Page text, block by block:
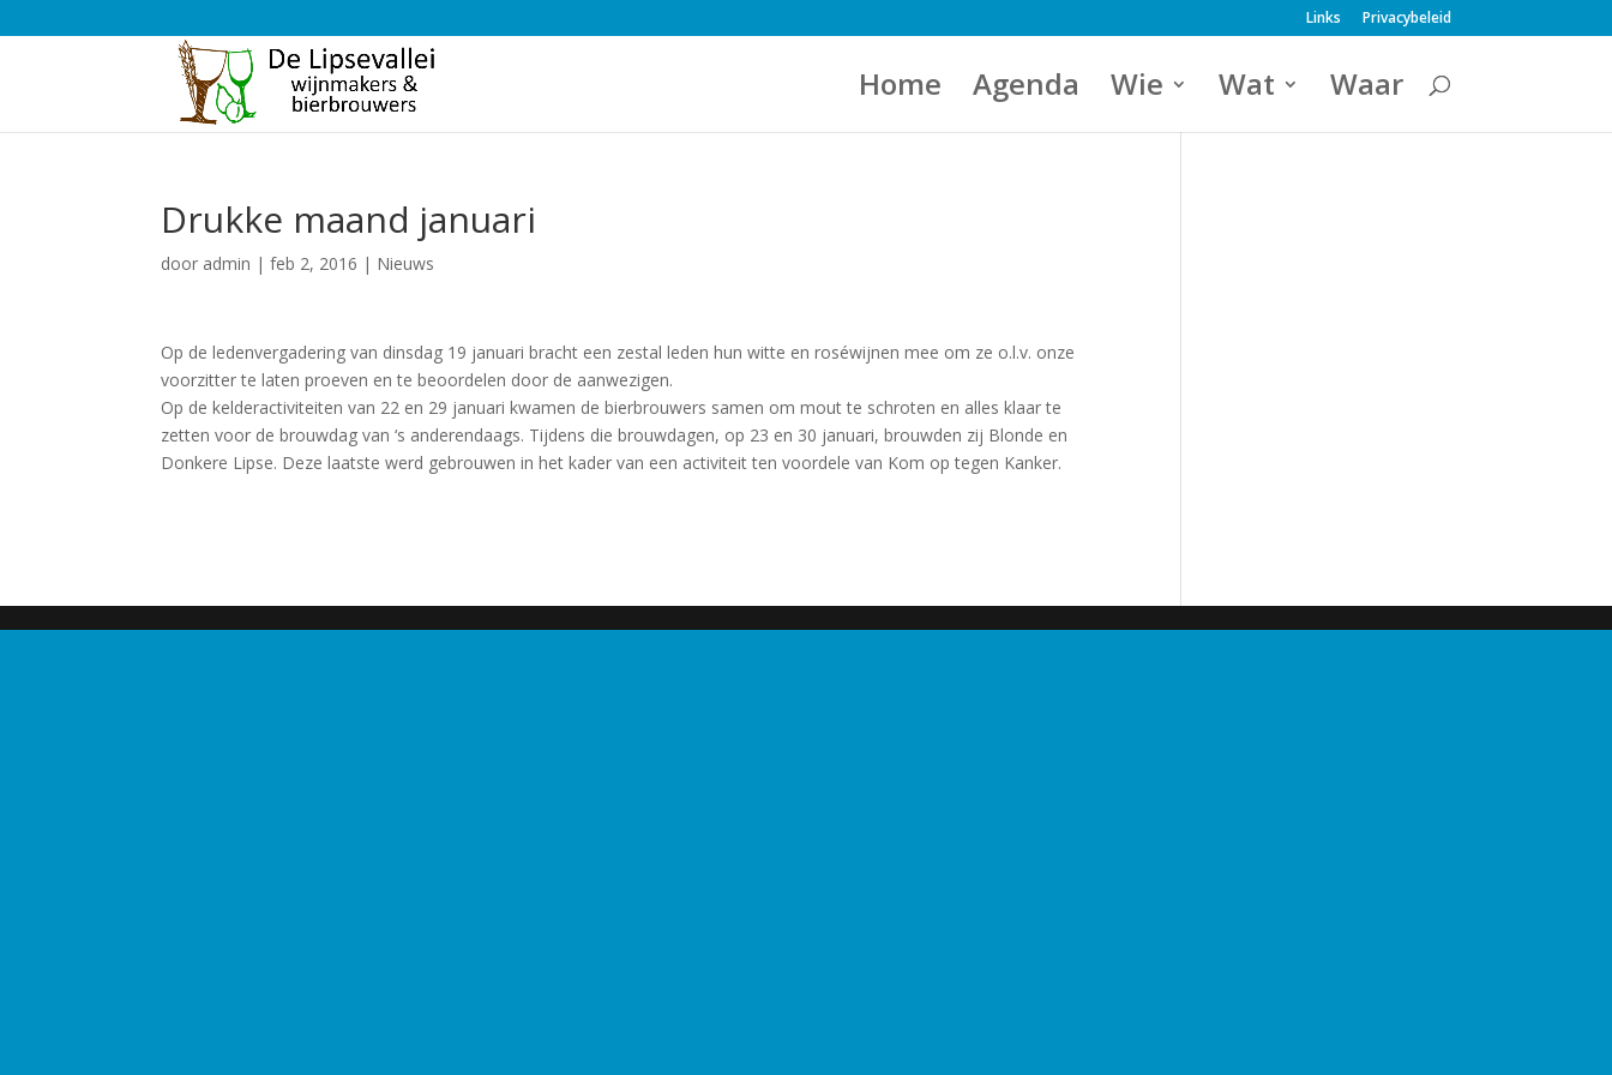
Links Privacybeleid
Home Agenda Wie Wat Waar
Drukke maand januari
door admin |feb 2, 2016 | Nieuws
Op de ledenvergadering van dinsdag 19 januari bracht een zestal leden hun witte en roséwijnen mee om ze o.l.v. onze
voorzitter te laten proeven en te beoordelen door de aanwezigen.
Op de kelderactiviteiten van 22 en 29 januari kwamen de bierbrouwers samen om mout te schroten en alles klaar te
zetten voor de brouwdag van ‘s anderendaags. Tijdens die brouwdagen, op 23 en 30 januari, brouwden zij Blonde en
Donkere Lipse. Deze laatste werd gebrouwen in het kader van een activiteit ten voordele van Kom op tegen Kanker.